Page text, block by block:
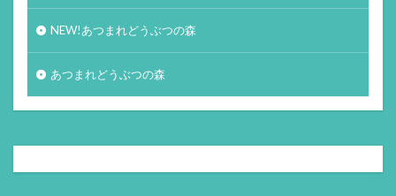
NEW!あつまれどうぶつの森
あつまれどうぶつの森